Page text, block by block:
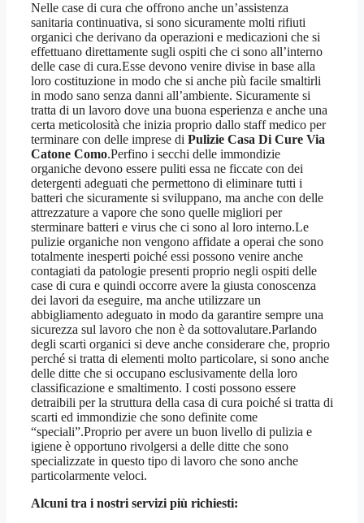
Nelle case di cura che offrono anche un’assistenza
sanitaria continuativa, si sono sicuramente molti rifiuti
organici che derivano da operazioni e medicazioni che si
effettuano direttamente sugli ospiti che ci sono all’interno
delle case di cura.Esse devono venire divise in base alla
loro costituzione in modo che si anche più facile smaltirli
in modo sano senza danni all’ambiente. Sicuramente si
tratta di un lavoro dove una buona esperienza e anche una
certa meticolosità che inizia proprio dallo staff medico per
terminare con delle imprese di Pulizie Casa Di Cure Via
Catone Como.Perfino i secchi delle immondizie
organiche devono essere puliti essa ne ficcate con dei
detergenti adeguati che permettono di eliminare tutti i
batteri che sicuramente si sviluppano, ma anche con delle
attrezzature a vapore che sono quelle migliori per
sterminare batteri e virus che ci sono al loro interno.Le
pulizie organiche non vengono affidate a operai che sono
totalmente inesperti poiché essi possono venire anche
contagiati da patologie presenti proprio negli ospiti delle
case di cura e quindi occorre avere la giusta conoscenza
dei lavori da eseguire, ma anche utilizzare un
abbigliamento adeguato in modo da garantire sempre una
sicurezza sul lavoro che non è da sottovalutare.Parlando
degli scarti organici si deve anche considerare che, proprio
perché si tratta di elementi molto particolare, si sono anche
delle ditte che si occupano esclusivamente della loro
classificazione e smaltimento. I costi possono essere
detraibili per la struttura della casa di cura poiché si tratta di
scarti ed immondizie che sono definite come
“speciali”.Proprio per avere un buon livello di pulizia e
igiene è opportuno rivolgersi a delle ditte che sono
specializzate in questo tipo di lavoro che sono anche
particolarmente veloci.
Alcuni tra i nostri servizi più richiesti: